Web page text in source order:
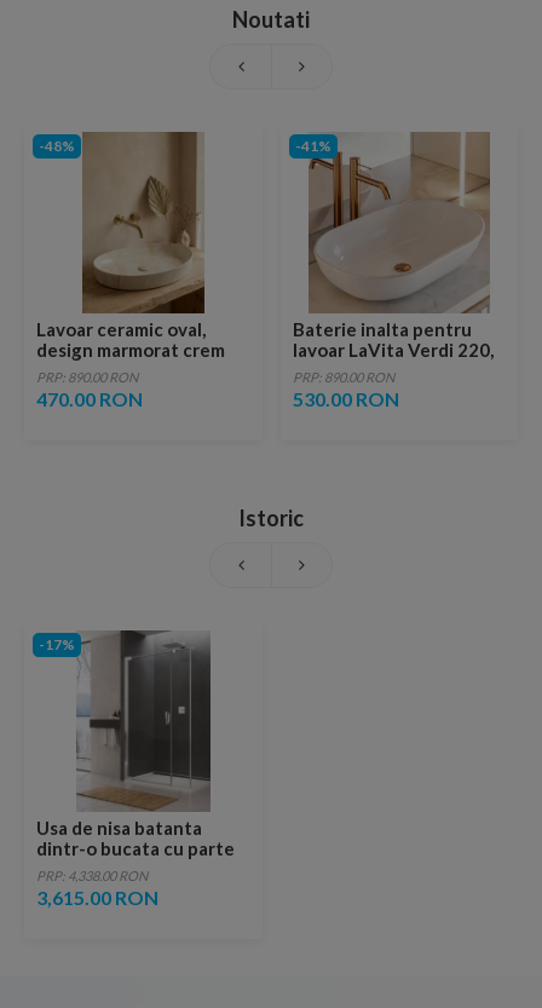
Noutati
-48%
Lavoar ceramic oval,
design marmorat crem
lucios cu vene aurii,
ventil inclus
PRP: 890.00 RON
470.00 RON
-41%
Baterie inalta pentru
lavoar LaVita Verdi 220,
fara ventil, brushed
copper
PRP: 890.00 RON
530.00 RON
Istoric
-17%
Usa de nisa batanta
dintr-o bucata cu parte
fixa SanSwiss Cadura
CA31C 90 x H200 cm
PRP: 4,338.00 RON
3,615.00 RON